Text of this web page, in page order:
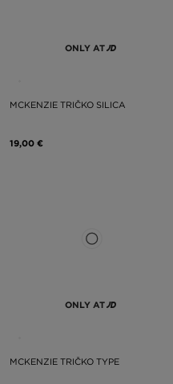
ONLY AT
MCKENZIE TRIČKO SILICA
19,00 €
ONLY AT
MCKENZIE TRIČKO TYPE